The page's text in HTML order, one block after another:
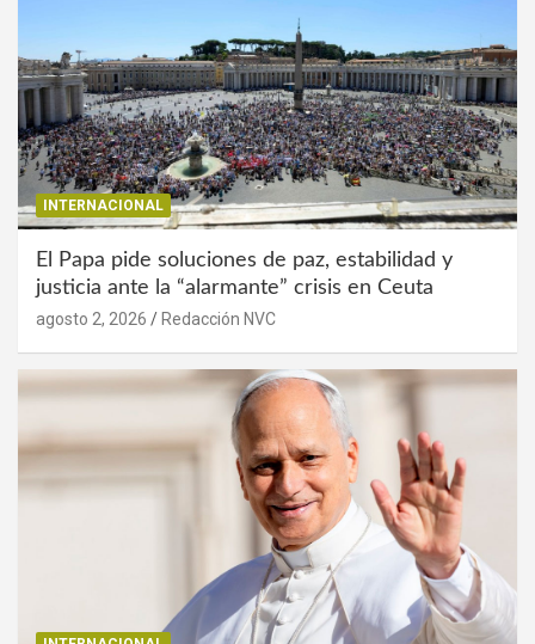
INTERNACIONAL
El Papa pide soluciones de paz, estabilidad y
justicia ante la “alarmante” crisis en Ceuta
agosto 2, 2026 Redacción NVC